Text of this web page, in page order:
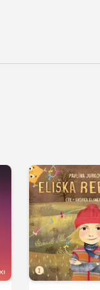
Přehrát
ukázku